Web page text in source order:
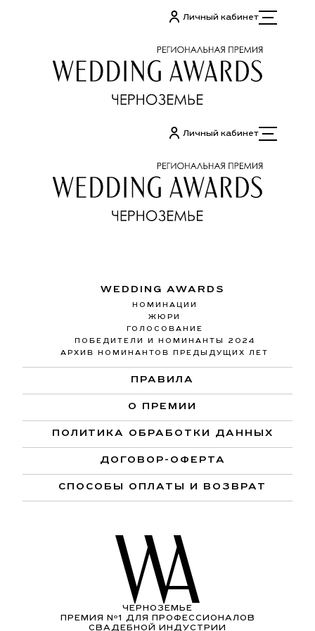
Личный кабинет
Личный кабинет
WEDDING AWARDS
НОМИНАЦИИ
ЖЮРИ
ГОЛОСОВАНИЕ
ПОБЕДИТЕЛИ И НОМИНАНТЫ 2024
АРХИВ НОМИНАНТОВ ПРЕДЫДУЩИХ ЛЕТ
ПРАВИЛА
О ПРЕМИИ
ПОЛИТИКА ОБРАБОТКИ ДАННЫХ
ДОГОВОР-ОФЕРТА
СПОСОБЫ ОПЛАТЫ И ВОЗВРАТ
ЧЕРНОЗЕМЬЕ
ПРЕМИЯ Nº1 ДЛЯ ПРОФЕССИОНАЛОВ
СВАДЕБНОЙ ИНДУСТРИИ